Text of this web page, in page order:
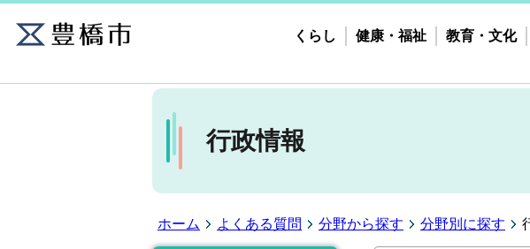
くらし 健康・福祉 教育・文化
行政情報
ホーム よくある質問 分野から探す 分野別に探す